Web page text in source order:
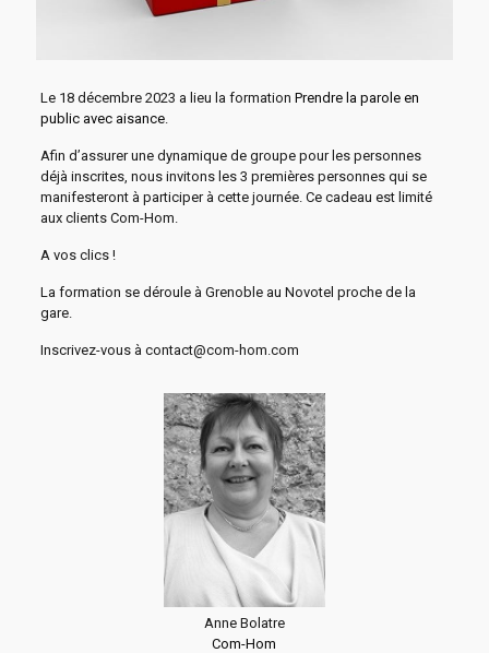
Le 18 décembre 2023 a lieu la formation Prendre la parole en
public avec aisance.
Afin d’assurer une dynamique de groupe pour les personnes
déjà inscrites, nous invitons les 3 premières personnes qui se
manifesteront à participer à cette journée. Ce cadeau est limité
aux clients Com-Hom.
A vos clics !
La formation se déroule à Grenoble au Novotel proche de la
gare.
Inscrivez-vous à contact@com-hom.com
Anne Bolatre
Com-Hom